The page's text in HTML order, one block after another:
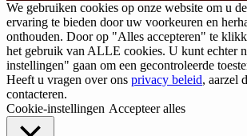
We gebruiken cookies op onze website om u
ervaring te bieden door uw voorkeuren en
onthouden. Door op "Alles accepteren" te
het gebruik van ALLE cookies. U kunt echter
instellingen" gaan om een gecontroleerde
Heeft u vragen over ons privacy beleid, aarzel
contacteren.
Cookie-instellingen Accepteer alles